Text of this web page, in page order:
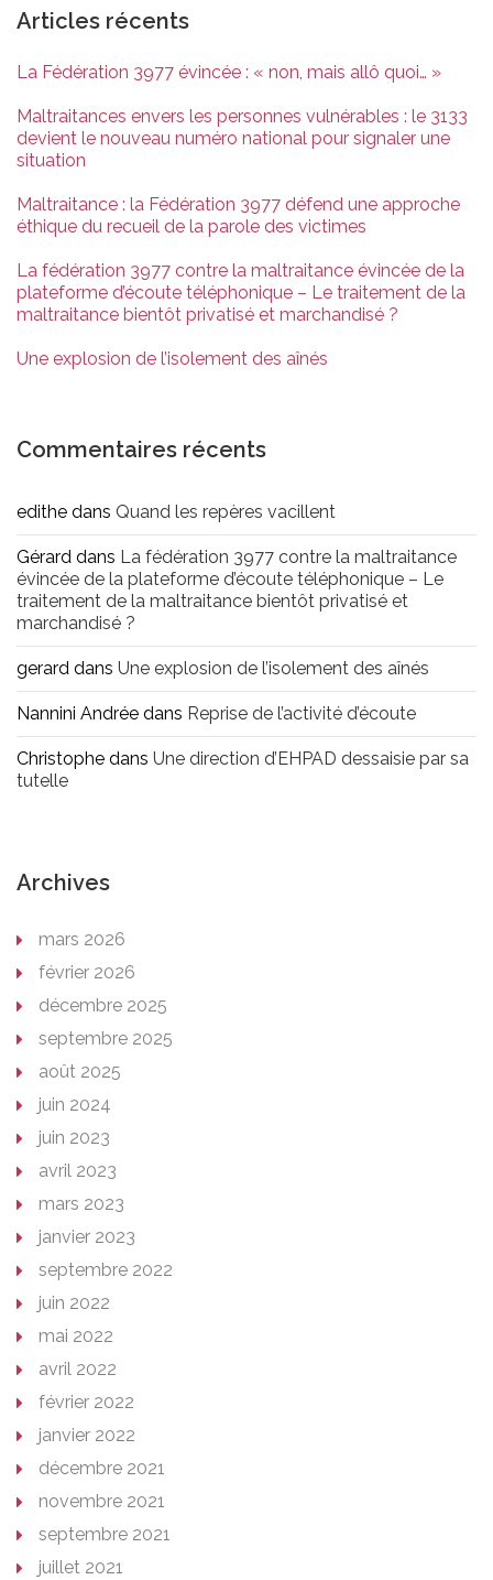
Articles récents
La Fédération 3977 évincée : « non, mais allô quoi… »
Maltraitances envers les personnes vulnérables : le 3133
devient le nouveau numéro national pour signaler une
situation
Maltraitance : la Fédération 3977 défend une approche
éthique du recueil de la parole des victimes
La fédération 3977 contre la maltraitance évincée de la
plateforme d’écoute téléphonique – Le traitement de la
maltraitance bientôt privatisé et marchandisé ?
Une explosion de l’isolement des aînés
Commentaires récents
edithe dans Quand les repères vacillent
Gérard dans La fédération 3977 contre la maltraitance
évincée de la plateforme d’écoute téléphonique – Le
traitement de la maltraitance bientôt privatisé et
marchandisé ?
gerard dans Une explosion de l’isolement des aînés
Nannini Andrée dans Reprise de l’activité d’écoute
Christophe dans Une direction d’EHPAD dessaisie par sa
tutelle
Archives
mars 2026
février 2026
décembre 2025
septembre 2025
août 2025
juin 2024
juin 2023
avril 2023
mars 2023
janvier 2023
septembre 2022
juin 2022
mai 2022
avril 2022
février 2022
janvier 2022
décembre 2021
novembre 2021
septembre 2021
juillet 2021